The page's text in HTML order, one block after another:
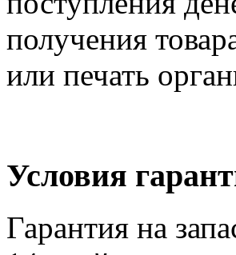
получения
или печать
Условия
Гарантия на